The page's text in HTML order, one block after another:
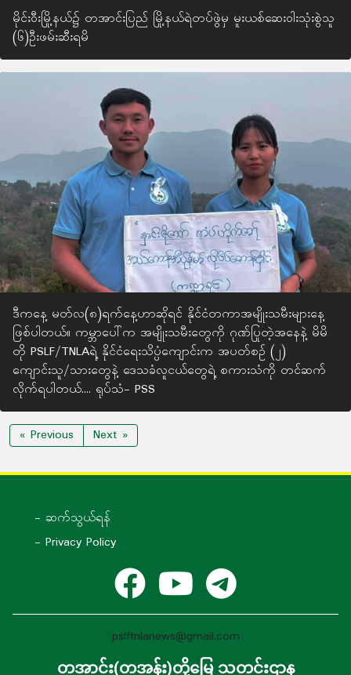
မိုင်းဝီးမြို့နယ်၌ တအာင်းပြည် မြို့နယ်ရဲတပ်ဖွဲမှ မူးယစ်ဆေးဝါးသုံးစွဲသူ
(၆)ဦးဖမ်းဆီးရမိ
ဒီကနေ့ မတ်လ(၈)ရက်နေ့ဟာဆိုရင် နိုင်ငံတကာအမျိုးသမီးများနေ့
ဖြစ်ပါတယ်။ ကမ္ဘာပေါ်က အမျိုးသမီးတွေကို ဂုဏ်ပြုတဲ့အနေနဲ့ မိမိ
တို PSLF/TNLAရဲ့ နိုင်ငံရေးသိပ္ပံကျောင်းက အပတ်စဉ် (၂)
ကျောင်းသူ/သားတွေနဲ့ ဒေသခံလူငယ်တွေရဲ့ စကားသံကို တင်ဆက်
လိုက်ရပါတယ်.... ရုပ်သံ- PSS
« Previous Next »
- ဆက်သွယ်ရန်
- Privacy Policy
pslftnlanews@gmail.com
တအာင်း(တအန်း)တို့မြေ သတင်းဌာန